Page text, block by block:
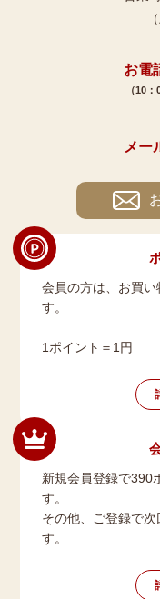
お電
（10
メー
会員の方は、お買
す。
1ポイント＝1円
新規会員登録で390
す。
その他、ご登録で
す。